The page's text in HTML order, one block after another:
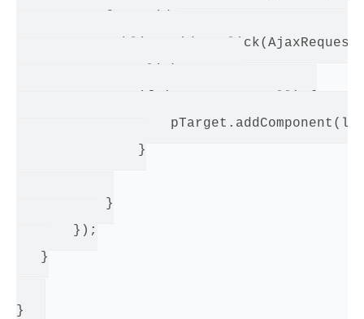
public void
               }
           }
       });
   }